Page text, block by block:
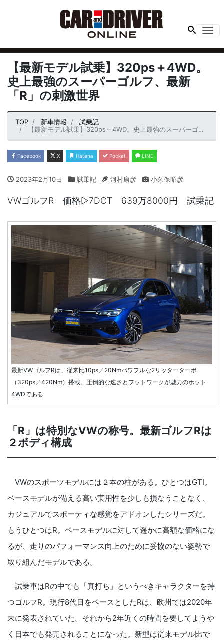
【最新モデル試乗】320ps＋4WD。
史上最強のスーパーゴルフ、最新
「R」の刺激世界
TOP 新車情報
試乗記
【最新モデル試乗】320ps＋4WD。史上最強のスーパーゴルフ、最新「R」の刺激世界
Facebook X Hatena Pocket LINE
2023年2月10日 試乗記 河村康彦 小久保昭彦
VWゴルフR 価格▷7DCT 639万8000円 試乗記
最新VWゴルフRは、従来比10ps／20Nmパワフルな2リッターターボ
（320ps／420Nm）搭載。圧倒的な速さとフットワークが魅力のホット
4WDである
「R」は特別なVWの称号。最新ゴルフRは
２ボディ構成
VWのスポーツモデルには２本の柱がある。ひとつはGTI。
ベースモデルが備える高い実用性を少しも損なうことなく、
カジュアルでスポーティな感覚をアドオンしたシリーズだ。
もうひとつはR。ベースモデルに対して遥かに高額な価格にな
るが、走りのパフォーマンス向上のために妥協のない姿勢で
取り組んだモデルである。
試乗車はRの中でも「真打ち」というべきキャラクターを持
つゴルフR。現行8代目をベースとしたRは、欧州では2020年
末に発表されていた。それから2年近くの時間を要してようや
く日本でも発売されることになった。新型は従来モデル比で